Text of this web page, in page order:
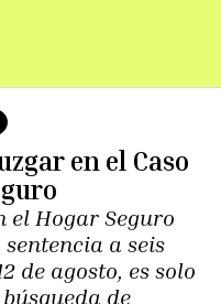
en el Caso
el Hogar Seguro
a seis
de agosto, es solo
de